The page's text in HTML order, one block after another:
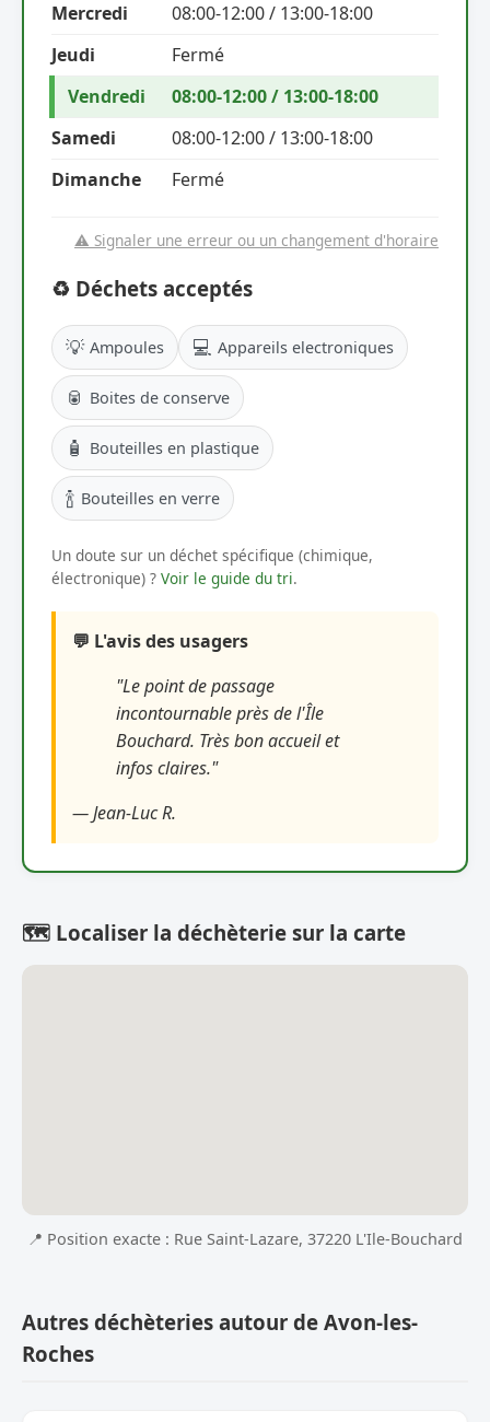
Mercredi
08:00-12:00 / 13:00-18:00
Jeudi
Fermé
Vendredi
08:00-12:00 / 13:00-18:00
Samedi
08:00-12:00 / 13:00-18:00
Dimanche
Fermé
⚠️ Signaler une erreur ou un changement d'horaire
♻️ Déchets acceptés
💡 Ampoules 💻 Appareils electroniques
🥫 Boites de conserve
🧴 Bouteilles en plastique
🍾 Bouteilles en verre
Un doute sur un déchet spécifique (chimique,
électronique) ? Voir le guide du tri.
💬 L'avis des usagers
"Le point de passage
incontournable près de l'Île
Bouchard. Très bon accueil et
infos claires."
— Jean-Luc R.
🗺️ Localiser la déchèterie sur la carte
📍 Position exacte : Rue Saint-Lazare, 37220 L'Ile-Bouchard
Autres déchèteries autour de Avon-les-
Roches